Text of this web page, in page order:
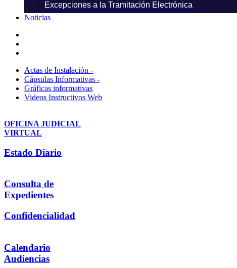
Excepciones a la Tramitación Electrónica
Noticias
Actas de Instalación -
Cápsulas Informativas -
Gráficas informativas
Videos Instructivos Web
OFICINA JUDICIAL
VIRTUAL
Estado Diario
Consulta de
Expedientes
Confidencialidad
Calendario
Audiencias